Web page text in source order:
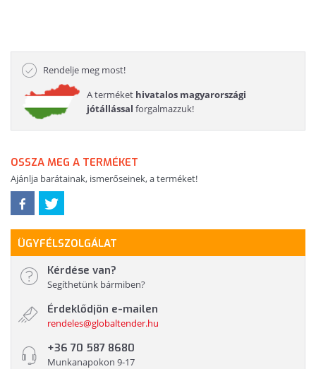
Rendelje meg most!
A terméket hivatalos magyarországi
jótállással forgalmazzuk!
OSSZA MEG A TERMÉKET
Ajánlja barátainak, ismerőseinek, a terméket!
ÜGYFÉLSZOLGÁLAT
Kérdése van?
Segíthetünk bármiben?
Érdeklődjön e-mailen
rendeles@globaltender.hu
+36 70 587 8680
Munkanapokon 9-17